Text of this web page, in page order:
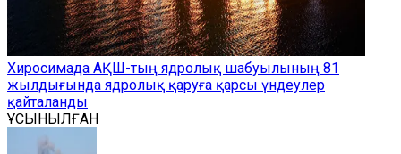
Хиросимада АҚШ-тың ядролық шабуылының 81
жылдығында ядролық қаруға қарсы үндеулер
қайталанды
ҰСЫНЫЛҒАН